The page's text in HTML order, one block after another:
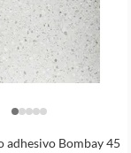
adhesivo Bombay 45